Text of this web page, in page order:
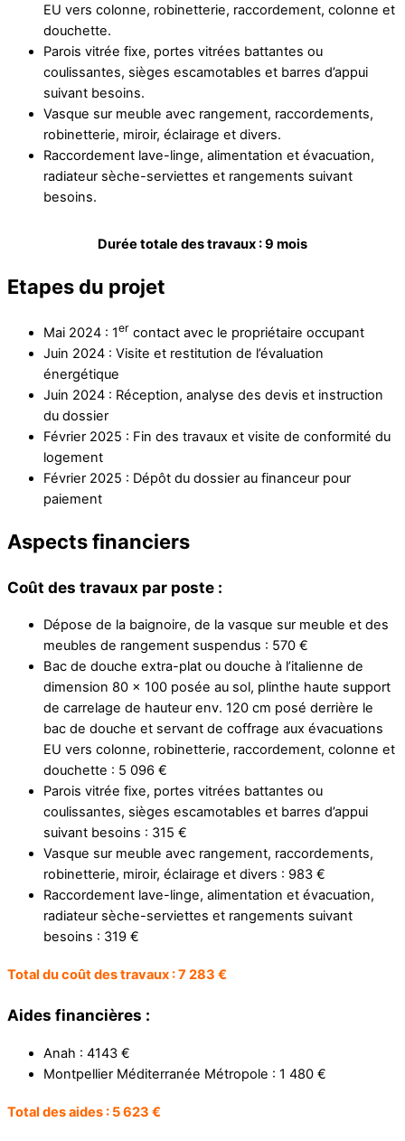
EU vers colonne, robinetterie, raccordement, colonne et
douchette.
Parois vitrée fixe, portes vitrées battantes ou
coulissantes, sièges escamotables et barres d’appui
suivant besoins.
Vasque sur meuble avec rangement, raccordements,
robinetterie, miroir, éclairage et divers.
Raccordement lave-linge, alimentation et évacuation,
radiateur sèche-serviettes et rangements suivant
besoins.
Durée totale des travaux : 9 mois
Etapes du projet
Mai 2024 : 1er contact avec le propriétaire occupant
Juin 2024 : Visite et restitution de l’évaluation
énergétique
Juin 2024 : Réception, analyse des devis et instruction
du dossier
Février 2025 : Fin des travaux et visite de conformité du
logement
Février 2025 : Dépôt du dossier au financeur pour
paiement
Aspects financiers
Coût des travaux par poste :
Dépose de la baignoire, de la vasque sur meuble et des
meubles de rangement suspendus : 570 €
Bac de douche extra-plat ou douche à l’italienne de
dimension 80 x 100 posée au sol, plinthe haute support
de carrelage de hauteur env. 120 cm posé derrière le
bac de douche et servant de coffrage aux évacuations
EU vers colonne, robinetterie, raccordement, colonne et
douchette : 5 096 €
Parois vitrée fixe, portes vitrées battantes ou
coulissantes, sièges escamotables et barres d’appui
suivant besoins : 315 €
Vasque sur meuble avec rangement, raccordements,
robinetterie, miroir, éclairage et divers : 983 €
Raccordement lave-linge, alimentation et évacuation,
radiateur sèche-serviettes et rangements suivant
besoins : 319 €
Total du coût des travaux : 7 283 €
Aides financières :
Anah : 4143 €
Montpellier Méditerranée Métropole : 1 480 €
Total des aides : 5 623 €